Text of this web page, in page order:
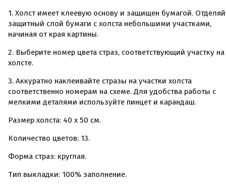
1. Холст имеет клеевую основу и защищен бумагой.
защитный слой бумаги с холста небольшими участками,
начиная от края картины.
2. Выберите номер цвета страз, соответствующий участку на
холсте.
3. Аккуратно наклеивайте стразы на участки холста
соответственно номерам на схеме. Для удобства работы с
мелкими деталями используйте пинцет и карандаш.
Размер холста: 40 х 50 см.
Количество цветов: 13.
Форма страз: круглая.
Тип выкладки: 100% заполнение.